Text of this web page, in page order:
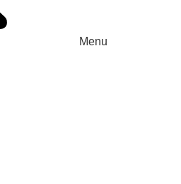
Menu